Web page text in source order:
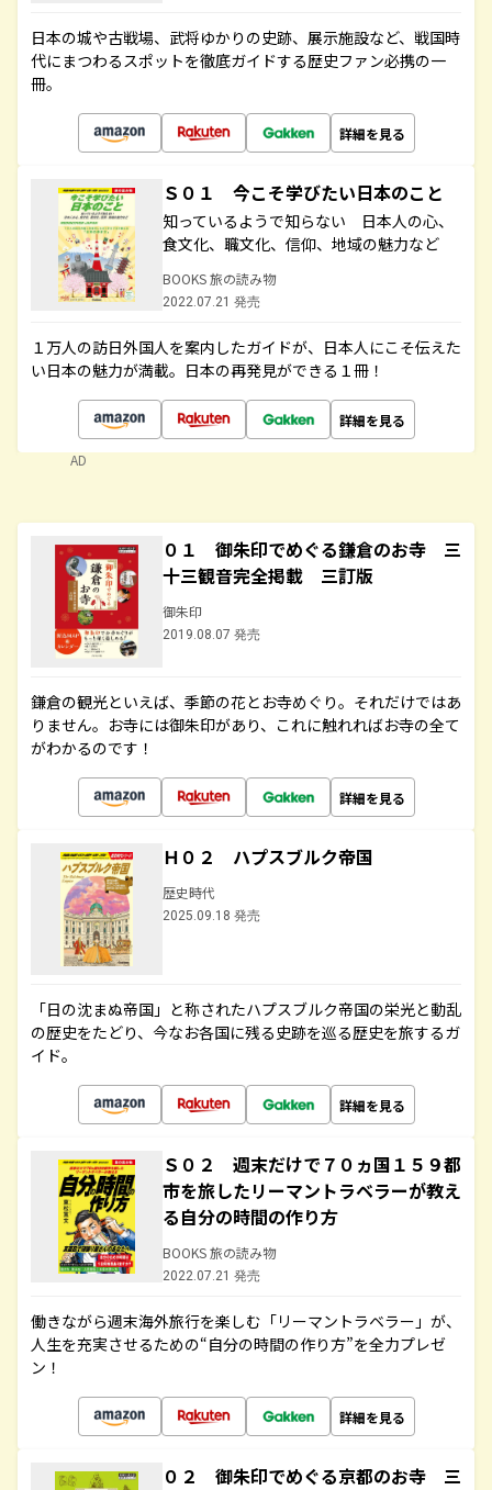
日本の城や古戦場、武将ゆかりの史跡、展示施設など、戦国時
代にまつわるスポットを徹底ガイドする歴史ファン必携の一
冊。
詳細を見る
Ｓ０１ 今こそ学びたい日本のこと
知っているようで知らない 日本人の心、
食文化、職文化、信仰、地域の魅力など
BOOKS 旅の読み物
2022.07.21 発売
１万人の訪日外国人を案内したガイドが、日本人にこそ伝えた
い日本の魅力が満載。日本の再発見ができる１冊！
詳細を見る
AD
０１ 御朱印でめぐる鎌倉のお寺 三
十三観音完全掲載 三訂版
御朱印
2019.08.07 発売
鎌倉の観光といえば、季節の花とお寺めぐり。それだけではあ
りません。お寺には御朱印があり、これに触れればお寺の全て
がわかるのです！
詳細を見る
Ｈ０２ ハプスブルク帝国
歴史時代
2025.09.18 発売
「日の沈まぬ帝国」と称されたハプスブルク帝国の栄光と動乱
の歴史をたどり、今なお各国に残る史跡を巡る歴史を旅するガ
イド。
詳細を見る
Ｓ０２ 週末だけで７０ヵ国１５９都
市を旅したリーマントラベラーが教え
る自分の時間の作り方
BOOKS 旅の読み物
2022.07.21 発売
働きながら週末海外旅行を楽しむ「リーマントラベラー」が、
人生を充実させるための“自分の時間の作り方”を全力プレゼ
ン！
詳細を見る
０２ 御朱印でめぐる京都のお寺 三